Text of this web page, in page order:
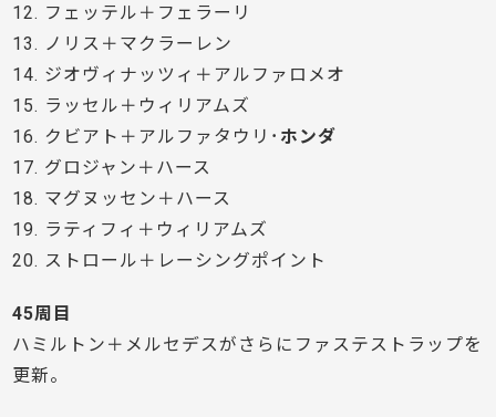
12. フェッテル＋フェラーリ
13. ノリス＋マクラーレン
14. ジオヴィナッツィ＋アルファロメオ
15. ラッセル＋ウィリアムズ
16. クビアト＋アルファタウリ･ ホンダ
17. グロジャン＋ハース
18. マグヌッセン＋ハース
19. ラティフィ＋ウィリアムズ
20. ストロール＋レーシングポイント
45周目
ハミルトン＋メルセデスがさらにファステストラップを
更新。